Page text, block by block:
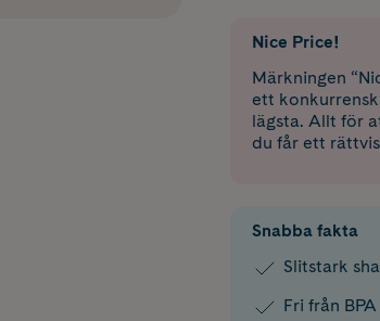
Nice Price!
Märkningen
ett
lägsta. Allt för
du får ett
Snabba fakta
Slitstark
Fri från